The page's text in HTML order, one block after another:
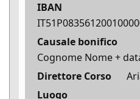
IBAN
Causale bonifico
Cognome Nome +
Direttore Corso
Luogo